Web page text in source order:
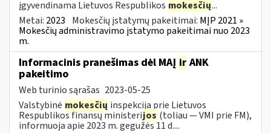
įgyvendinama Lietuvos Respublikos mokesčių...
Metai: 2023 Mokesčių įstatymų pakeitimai: MĮP 2021 »
Mokesčių administravimo įstatymo pakeitimai nuo 2023
m.
Informacinis pranešimas dėl MAĮ ir ANK
pakeitimo
Web turinio sąrašas 2023-05-25
Valstybinė mokesčių inspekcija prie Lietuvos
Respublikos finansų ministerijos (toliau — VMI prie FM),
informuoja apie 2023 m. gegužės 11 d....